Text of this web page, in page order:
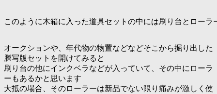
このように木箱に入った道具セットの中には刷り台とローラ
オークションや、年代物の物置などなどそこから掘り出した
謄写版セットを開けてみると
刷り台の他にインクベラなどが入っていて、その中にローラ
ーもあるかと思います
大抵の場合、そのローラーは新品でない限り痛みが激しく使